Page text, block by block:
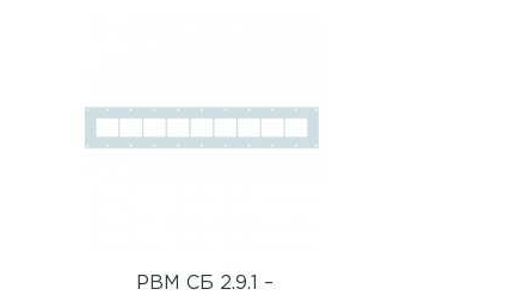
РВМ СБ 2.9.1 –